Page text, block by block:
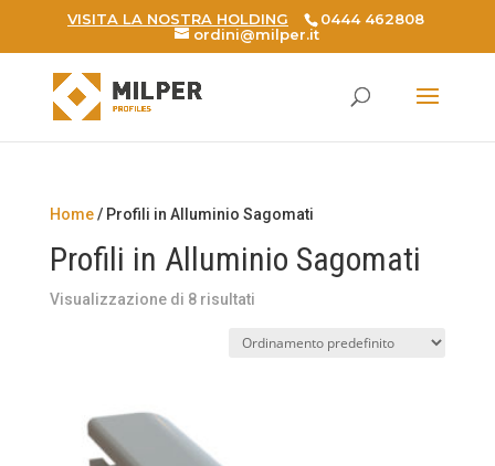
VISITA LA NOSTRA HOLDING
0444 462808
ordini@milper.it
Products
search
Home/ Profili in Alluminio Sagomati
Profili in Alluminio Sagomati
Visualizzazione di 8 risultati